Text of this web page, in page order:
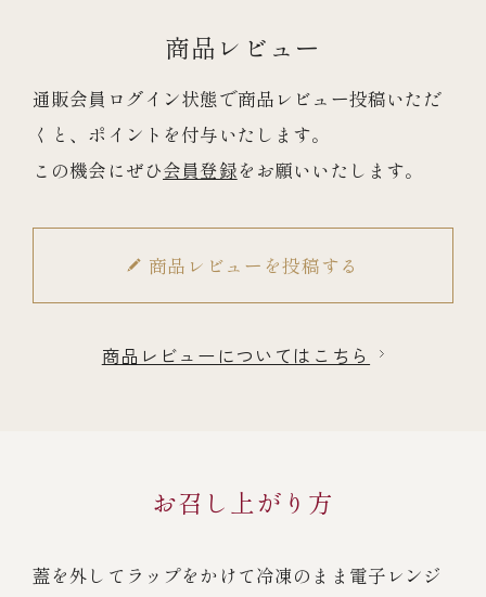
常温商品一覧
伊勢海老料理一覧
季節限定商品
商品レビュー
通販会員ログイン状態で商品レビュー投稿いただ
くと、ポイントを付与いたします。
この機会にぜひ会員登録をお願いいたします。
商品レビューを投稿する
商品レビューについてはこちら
お召し上がり方
蓋を外してラップをかけて冷凍のまま電子レンジ